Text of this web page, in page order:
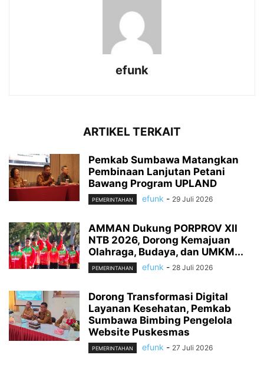
efunk
ARTIKEL TERKAIT
Pemkab Sumbawa Matangkan
Pembinaan Lanjutan Petani
Bawang Program UPLAND
PEMERINTAHAN efunk - 29 Juli 2026
AMMAN Dukung PORPROV XII
NTB 2026, Dorong Kemajuan
Olahraga, Budaya, dan UMKM...
PEMERINTAHAN efunk - 28 Juli 2026
Dorong Transformasi Digital
Layanan Kesehatan, Pemkab
Sumbawa Bimbing Pengelola
Website Puskesmas
PEMERINTAHAN efunk - 27 Juli 2026